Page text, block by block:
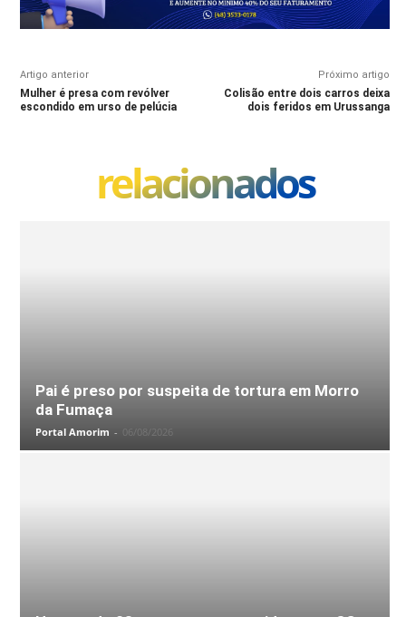
Artigo anterior
Mulher é presa com revólver
escondido em urso de pelúcia
Próximo artigo
Colisão entre dois carros deixa
dois feridos em Urussanga
relacionados
Pai é preso por suspeita de tortura em Morro
da Fumaça
Portal Amorim - 06/08/2026